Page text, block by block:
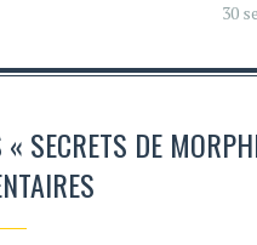
30
SECRETS DE